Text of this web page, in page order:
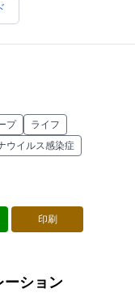
プ
ライフ
ウイルス感染症
印刷
ーション